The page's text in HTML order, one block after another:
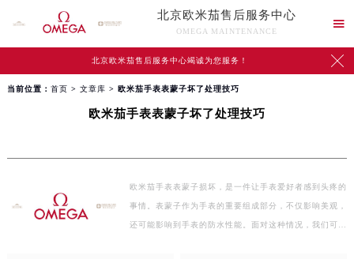
北京欧米茄售后服务中心
OMEGA MAINTENANCE

北京欧米茄售后服务中心竭诚为您服务！ 
当前位置： 首页 > 文章库 > 欧米茄手表表蒙子坏了处理技巧
欧米茄手表表蒙子坏了处理技巧
欧米茄手表表蒙子损坏，是一件让手表爱好者感到头疼的
事情。表蒙子作为手表的重要组成部分，不仅影响美观，
还可能影响到手表的防水性能。面对这种情况，我们可